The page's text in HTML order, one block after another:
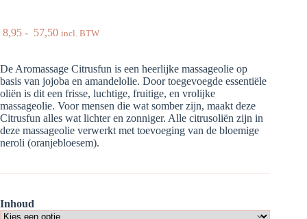
8,95 - 57,50Prijsklasse:
€ 57,50
incl. BTW
De Aromassage Citrusfun is een heerlijke massageolie op
basis van jojoba en amandelolie. Door toegevoegde essentiële
oliën is dit een frisse, luchtige, fruitige, en vrolijke
massageolie. Voor mensen die wat somber zijn, maakt deze
Citrusfun alles wat lichter en zonniger. Alle citrusoliën zijn in
deze massageolie verwerkt met toevoeging van de bloemige
neroli (oranjebloesem).
Inhoud